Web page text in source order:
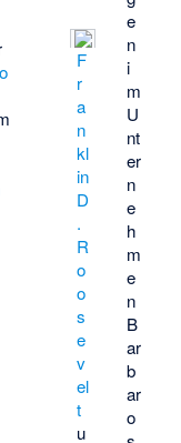
e
n
i
m
U
nt
er
n
e
h
m
e
n
B
ar
b
ar
o
F
r
a
n
kl
in
D
.
R
o
o
s
e
v
el
t
u